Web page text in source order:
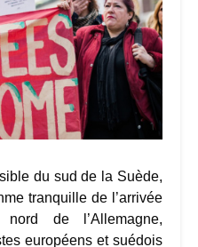
du sud de la Suède,
tranquille de l’arrivée
de l’Allemagne,
européens et suédois